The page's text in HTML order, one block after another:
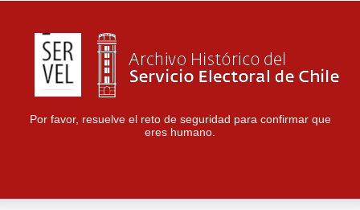
Por favor, resuelve el reto de seguridad para confirmar que
eres humano.